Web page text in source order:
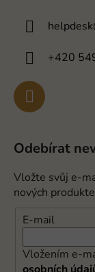
helpdesk
+420
Odebírat
Vložte svůj e-
nových
E-mail
Vložením e-